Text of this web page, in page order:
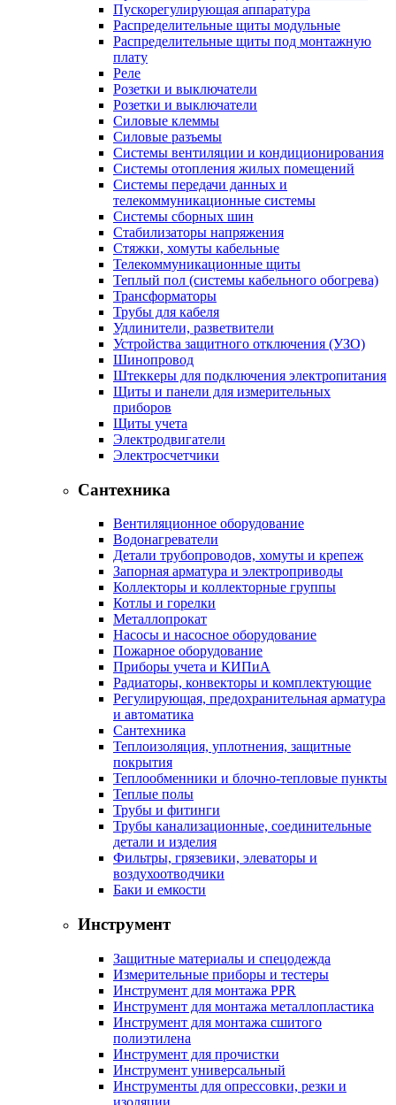
Пускорегулирующая аппаратура
Распределительные щиты модульные
Распределительные щиты под монтажную
плату
Реле
Розетки и выключатели
Розетки и выключатели
Силовые клеммы
Силовые разъемы
Системы вентиляции и кондиционирования
Системы отопления жилых помещений
Системы передачи данных и
телекоммуникационные системы
Системы сборных шин
Стабилизаторы напряжения
Стяжки, хомуты кабельные
Телекоммуникационные щиты
Теплый пол (системы кабельного обогрева)
Трансформаторы
Трубы для кабеля
Удлинители, разветвители
Устройства защитного отключения (УЗО)
Шинопровод
Штеккеры для подключения электропитания
Щиты и панели для измерительных
приборов
Щиты учета
Электродвигатели
Электросчетчики
Сантехника
Вентиляционное оборудование
Водонагреватели
Детали трубопроводов, хомуты и крепеж
Запорная арматура и электроприводы
Коллекторы и коллекторные группы
Котлы и горелки
Металлопрокат
Насосы и насосное оборудование
Пожарное оборудование
Приборы учета и КИПиА
Радиаторы, конвекторы и комплектующие
Регулирующая, предохранительная арматура
и автоматика
Сантехника
Теплоизоляция, уплотнения, защитные
покрытия
Теплообменники и блочно-тепловые пункты
Теплые полы
Трубы и фитинги
Трубы канализационные, соединительные
детали и изделия
Фильтры, грязевики, элеваторы и
воздухоотводчики
Баки и емкости
Инструмент
Защитные материалы и спецодежда
Измерительные приборы и тестеры
Инструмент для монтажа PPR
Инструмент для монтажа металлопластика
Инструмент для монтажа сшитого
полиэтилена
Инструмент для прочистки
Инструмент универсальный
Инструменты для опрессовки, резки и
изоляции